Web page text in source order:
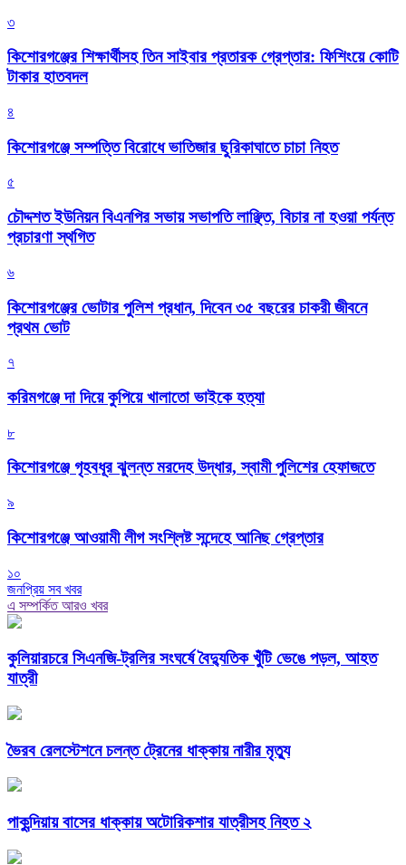
৩
কিশোরগঞ্জের শিক্ষার্থীসহ তিন সাইবার প্রতারক গ্রেপ্তার: ফিশিংয়ে কোটি
টাকার হাতবদল
৪
কিশোরগঞ্জে সম্পত্তি বিরোধে ভাতিজার ছুরিকাঘাতে চাচা নিহত
৫
চৌদ্দশত ইউনিয়ন বিএনপির সভায় সভাপতি লাঞ্ছিত, বিচার না হওয়া পর্যন্ত
প্রচারণা স্থগিত
৬
কিশোরগঞ্জের ভোটার পুলিশ প্রধান, দিবেন ৩৫ বছরের চাকরী জীবনে
প্রথম ভোট
৭
করিমগঞ্জে দা দিয়ে কুপিয়ে খালাতো ভাইকে হত্যা
৮
কিশোরগঞ্জে গৃহবধূর ঝুলন্ত মরদেহ উদ্ধার, স্বামী পুলিশের হেফাজতে
৯
কিশোরগঞ্জে আওয়ামী লীগ সংশ্লিষ্ট সন্দেহে আনিছ গ্রেপ্তার
১০
জনপ্রিয় সব খবর
এ সম্পর্কিত আরও খবর
কুলিয়ারচরে সিএনজি-ট্রলির সংঘর্ষে বৈদ্যুতিক খুঁটি ভেঙে পড়ল, আহত
যাত্রী
ভৈরব রেলস্টেশনে চলন্ত ট্রেনের ধাক্কায় নারীর মৃত্যু
পাকুন্দিয়ায় বাসের ধাক্কায় অটোরিকশার যাত্রীসহ নিহত ২